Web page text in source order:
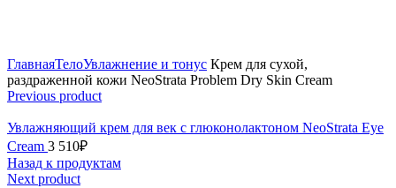
ГлавнаяТелоУвлажнение и тонус Крем для сухой,
раздраженной кожи NeoStrata Problem Dry Skin Cream
Previous product
Увлажняющий крем для век с глюконолактоном NeoStrata Eye
Cream 3 510₽
Назад к продуктам
Next product